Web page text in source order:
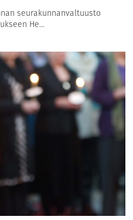
seurakunnanvaltuusto
He...